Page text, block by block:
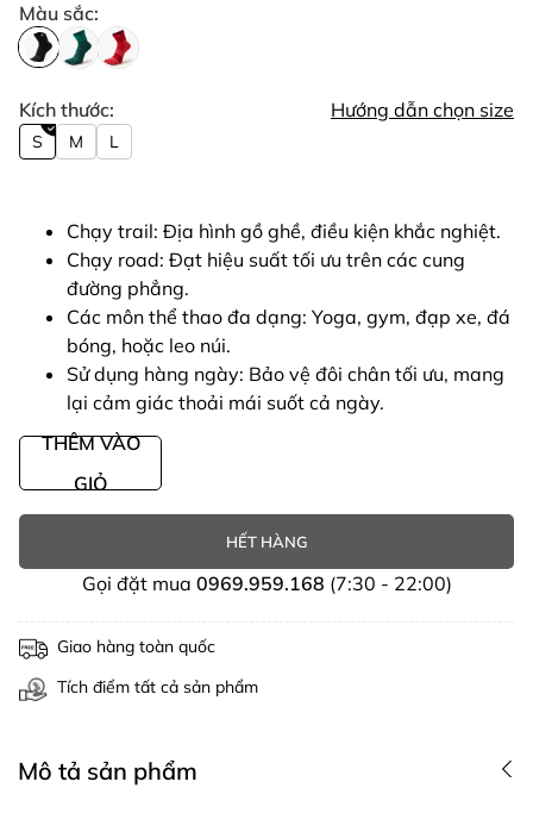
Màu sắc:
Kích thước: Hướng dẫn chọn size
S M L
Chạy trail: Địa hình gồ ghề, điều kiện khắc nghiệt.
Chạy road: Đạt hiệu suất tối ưu trên các cung
đường phẳng.
Các môn thể thao đa dạng: Yoga, gym, đạp xe, đá
bóng, hoặc leo núi.
Sử dụng hàng ngày: Bảo vệ đôi chân tối ưu, mang
lại cảm giác thoải mái suốt cả ngày.
THÊM VÀO
GIỎ
HẾT HÀNG
Gọi đặt mua 0969.959.168 (7:30 - 22:00)
Giao hàng toàn quốc
Tích điểm tất cả sản phẩm
Mô tả sản phẩm